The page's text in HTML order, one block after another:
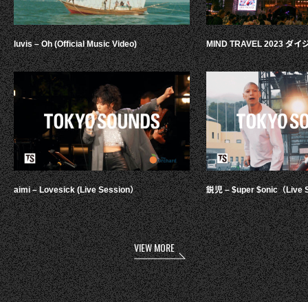
luvis – Oh (Official Music Video)
aimi – Lovesick (Live Session）
MIND TRAVEL 2023 ダイ
鋭児 – $uper $onic（Live
VIEW MORE